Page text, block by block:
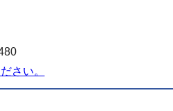
さい。